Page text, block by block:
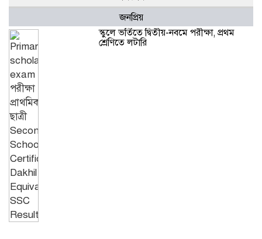
জনপ্রিয়
স্কুলে ভর্তিতে দ্বিতীয়-নবমে পরীক্ষা, প্রথম
শ্রেণিতে লটারি